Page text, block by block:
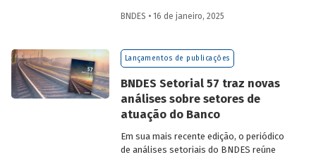
sustentáveis, mercado de aeronaves,
BNDES • 16 de janeiro, 2025
Lançamentos de publicações
BNDES Setorial 57 traz novas
análises sobre setores de
atuação do Banco
Em sua mais recente edição, o periódico
de análises setoriais do BNDES reúne